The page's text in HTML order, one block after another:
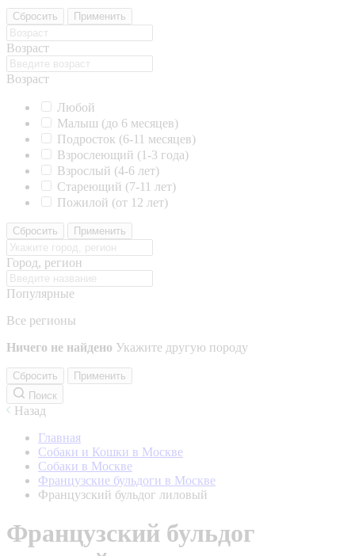
Сбросить Применить
Возраст
Возраст
Любой
Малыш (до 6 месяцев)
Подросток (6-11 месяцев)
Взрослеющий (1-3 года)
Взрослый (4-6 лет)
Стареющий (7-11 лет)
Пожилой (от 12 лет)
Сбросить Применить
Город, регион
Популярные
Все регионы
Ничего не найдено Укажите другую породу
Сбросить
Применить
Поиск
Назад
Главная
Собаки и Кошки в Москве
Собаки в Москве
Французские бульдоги в Москве
Французский бульдог лиловый
Французский бульдог